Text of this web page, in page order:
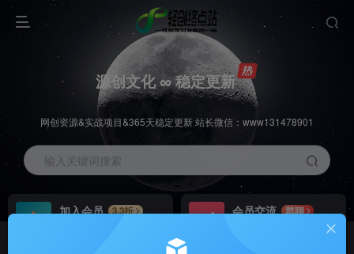
源创文化 ∞ 稳定更新
网创资源&实战项目&365天稳定更新 站长微信：www131478901
输入关键词搜索
加入会员
3.3折
会员交流
群聊